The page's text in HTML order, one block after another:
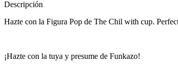
Descripción
Hazte con la Figura Pop de The Chil with cup.
¡Hazte con la tuya y presume de Funkazo!